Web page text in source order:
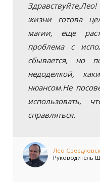
жизни готова
магии, еще
проблема с
сбывается, но
недоделкой,
нюансом.Не
использовать,
справляться.
Лео
Руководитель